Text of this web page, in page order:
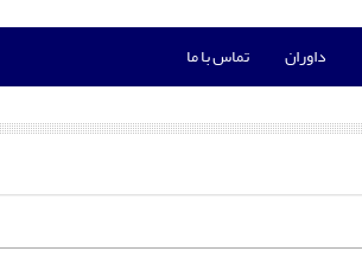
داوران تماس با ما